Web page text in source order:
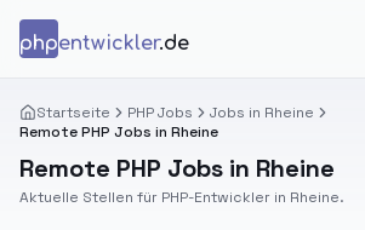
phpentwickler.de
Startseite PHP Jobs
Jobs in Rheine
Remote PHP Jobs in Rheine
Remote PHP Jobs in Rheine
Aktuelle Stellen für PHP-Entwickler in Rheine.